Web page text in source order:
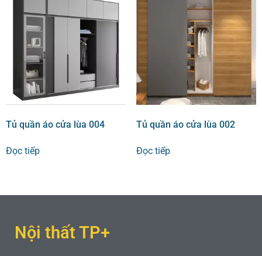
Tủ quần áo cửa lùa 004
Đọc tiếp
Tủ quần áo cửa lùa 002
Đọc tiếp
Nội thất TP+